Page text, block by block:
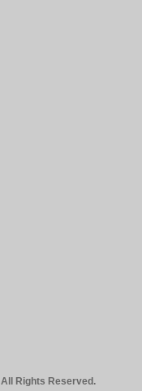
All Rights Reserved.